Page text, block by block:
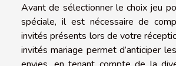
Avant de sélectionner le choix jeu
spéciale, il est nécessaire de
invités présents lors de votre
invités mariage permet d’anticiper